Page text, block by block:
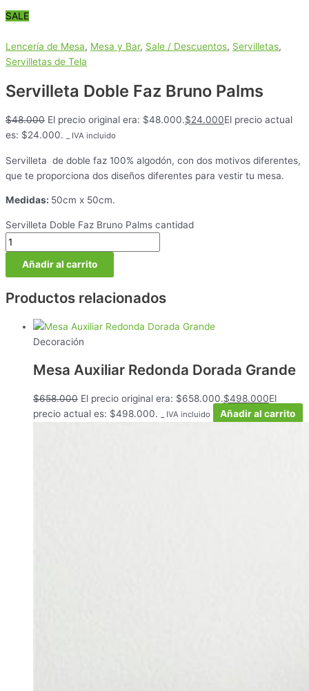
SALE
Lencería de Mesa, Mesa y Bar, Sale / Descuentos, Servilletas,
Servilletas de Tela
Servilleta Doble Faz Bruno Palms
$48.000 El precio original era: $48.000.$24.000El precio actual
es: $24.000.
_ IVA incluido
Servilleta de doble faz 100% algodón, con dos motivos diferentes,
que te proporciona dos diseños diferentes para vestir tu mesa.
Medidas: 50cm x 50cm.
Servilleta Doble Faz Bruno Palms cantidad
Añadir al carrito
Productos relacionados
Decoración
Mesa Auxiliar Redonda Dorada Grande
$658.000 El precio original era: $658.000.$498.000El
precio actual es: $498.000.
_ IVA incluido Añadir al carrito